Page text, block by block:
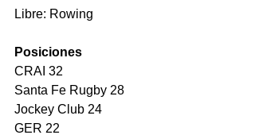
Libre: Rowing
Posiciones
CRAI 32
Santa Fe Rugby 28
Jockey Club 24
GER 22